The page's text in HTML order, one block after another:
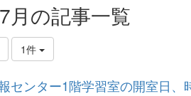
月の記事一覧
1件
センター1階学習室の開室日、